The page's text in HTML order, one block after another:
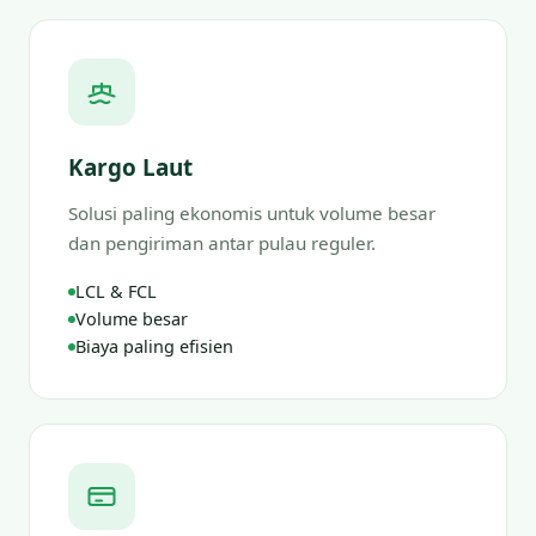
Kargo Laut
Solusi paling ekonomis untuk volume besar
dan pengiriman antar pulau reguler.
LCL & FCL
Volume besar
Biaya paling efisien